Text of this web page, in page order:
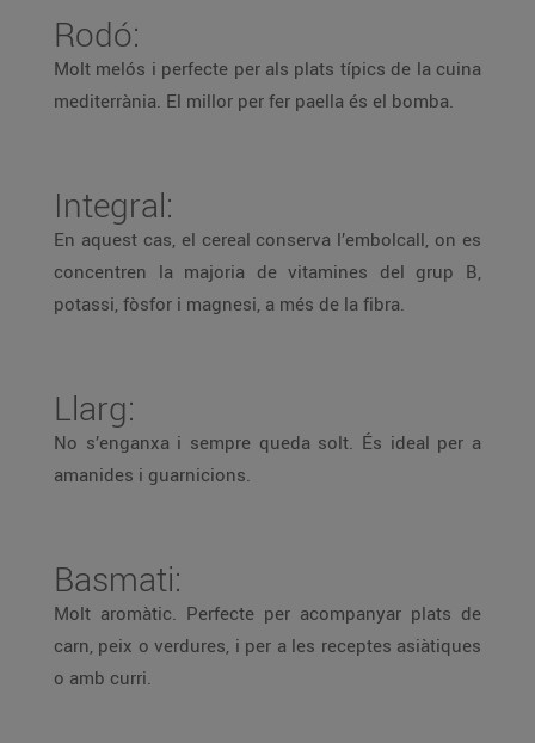
Rodó:
Molt melós i perfecte per als plats típics de la cuina
mediterrània. El millor per fer paella és el bomba.
Integral:
En aquest cas, el cereal conserva l’embolcall, on es
concentren la majoria de vitamines del grup B,
potassi, fòsfor i magnesi, a més de la fibra.
Llarg:
No s’enganxa i sempre queda solt. És ideal per a
amanides i guarnicions.
Basmati:
Molt aromàtic. Perfecte per acompanyar plats de
carn, peix o verdures, i per a les receptes asiàtiques
o amb curri.